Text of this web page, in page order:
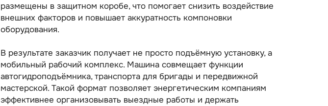
размещены в защитном коробе, что помогает снизить воздействие
внешних факторов и повышает аккуратность компоновки
оборудования.
В результате заказчик получает не просто подъёмную установку, а
мобильный рабочий комплекс. Машина совмещает функции
автогидроподъёмника, транспорта для бригады и передвижной
мастерской. Такой формат позволяет энергетическим компаниям
эффективнее организовывать выездные работы и держать